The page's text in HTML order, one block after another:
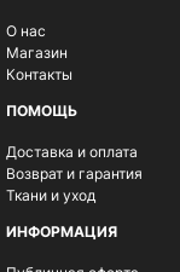
О нас
Магазин
Контакты
ПОМОЩЬ
Доставка и оплата
Возврат и гарантия
Ткани и уход
ИНФОРМАЦИЯ